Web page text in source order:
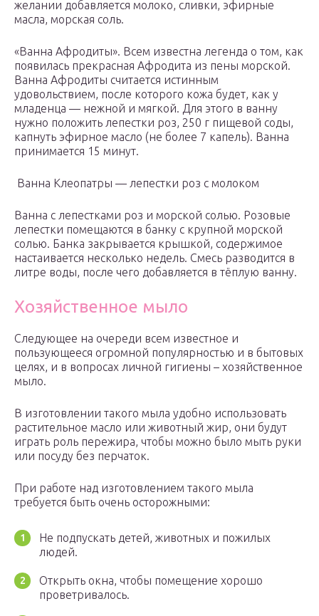
желании добавляется молоко, сливки, эфирные
масла, морская соль.
«Ванна Афродиты». Всем известна легенда о том, как
появилась прекрасная Афродита из пены морской.
Ванна Афродиты считается истинным
удовольствием, после которого кожа будет, как у
младенца — нежной и мягкой. Для этого в ванну
нужно положить лепестки роз, 250 г пищевой соды,
капнуть эфирное масло (не более 7 капель). Ванна
принимается 15 минут.
Ванна Клеопатры — лепестки роз с молоком
Ванна с лепестками роз и морской солью. Розовые
лепестки помещаются в банку с крупной морской
солью. Банка закрывается крышкой, содержимое
настаивается несколько недель. Смесь разводится в
литре воды, после чего добавляется в тёплую ванну.
Хозяйственное мыло
Следующее на очереди всем известное и
пользующееся огромной популярностью и в бытовых
целях, и в вопросах личной гигиены – хозяйственное
мыло.
В изготовлении такого мыла удобно использовать
растительное масло или животный жир, они будут
играть роль пережира, чтобы можно было мыть руки
или посуду без перчаток.
При работе над изготовлением такого мыла
требуется быть очень осторожными:
Не подпускать детей, животных и пожилых
людей.
Открыть окна, чтобы помещение хорошо
проветривалось.